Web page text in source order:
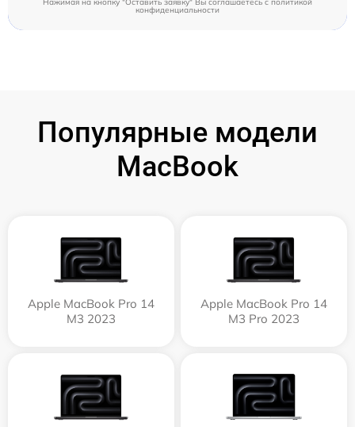
конфиденциальности
Популярные модели
MacBook
Apple MacBook Pro 14
M3 2023
Apple MacBook Pro 14
M3 Pro 2023